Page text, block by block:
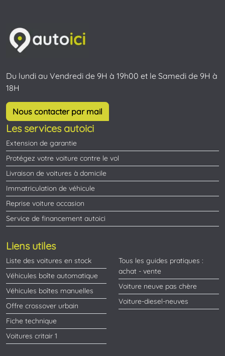
Du lundi au Vendredi de 9H à 19h00 et le Samedi de 9H à
18H
Nous contacter par mail
Les services autoici
Extension de garantie
Protégez votre voiture contre le vol
Livraison de voitures à domicile
Immatriculation de véhicule
Reprise voiture occasion
Service de financement autoici
Liens utiles
Liste des voitures en stock
Véhicules boîte automatique
Véhicules boîtes manuelles
Offre crossover urbain
Fiche technique
Voitures critair 1
Tous les guides pratiques :
achat - vente
Voiture neuve pas chère
Voiture-diesel-neuves